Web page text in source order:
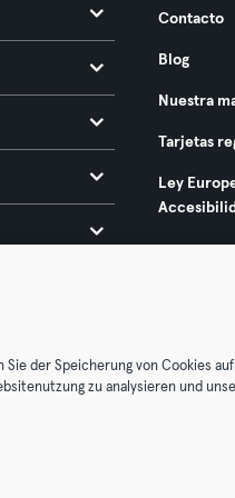
Contacto
Blog
Nuestra
Tarjetas
Ley
der Speicherung von Cookies
zu analysieren und